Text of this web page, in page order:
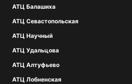
АТЦ Балашиха
АТЦ Севастопольская
АТЦ Научный
АТЦ Удальцова
АТЦ Алтуфьево
АТЦ Лобненская